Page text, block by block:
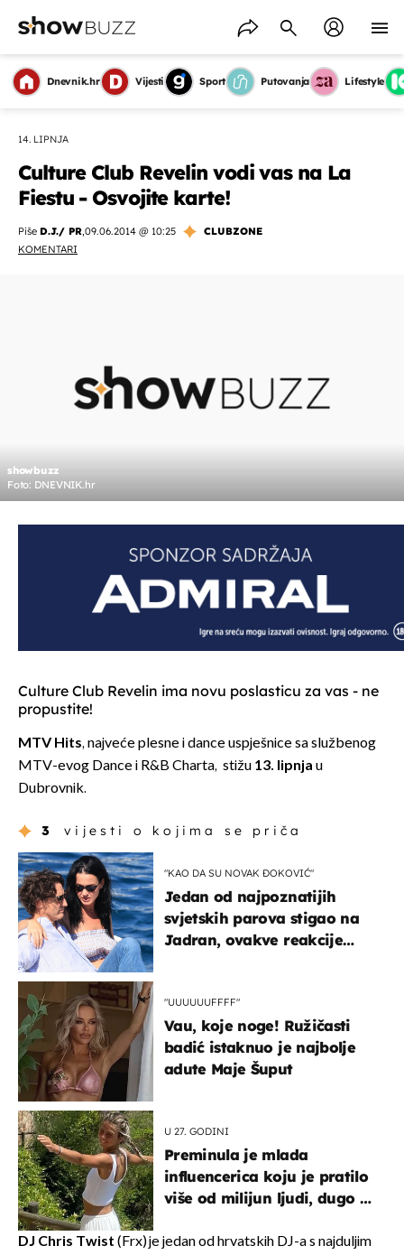
Dnevnik.hr Vijesti Sport Putovanja Lifestyle
14. LIPNJA
Culture Club Revelin vodi vas na La
Fiestu - Osvojite karte!
Piše D.J./ PR,09.06.2014 @ 10:25
CLUBZONE
KOMENTARI
showbuzz
Foto: DNEVNIK.hr
Culture Club Revelin ima novu poslasticu za vas - ne
propustite!
MTV Hits, najveće plesne i dance uspješnice sa službenog
MTV-evog Dance i R&B Charta, stižu 13. lipnja u
Dubrovnik.
3 vijesti o kojima se priča
"KAO DA SU NOVAK ĐOKOVIĆ"
Jedan od najpoznatijih
svjetskih parova stigao na
Jadran, ovakve reakcije
"UUUUUUFFFF"
Vau, koje noge! Ružičasti
badić istaknuo je najbolje
adute Maje Šuput
U 27. GODINI
Preminula je mlada
influencerica koju je pratilo
više od milijun ljudi, dugo se
DJ Chris Twist (Frx) je jedan od hrvatskih DJ-a s najduljim